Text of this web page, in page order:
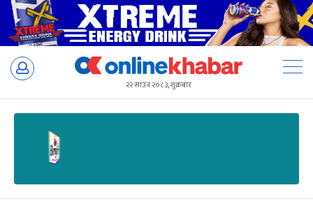
Skip
२२ साउन २०८३, शुक्रबार